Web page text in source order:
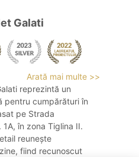
Galati
Arată mai multe >>
reprezintă un
pentru cumpărături în
pe Strada
în zona Tiglina II.
reunește
fiind recunoscut